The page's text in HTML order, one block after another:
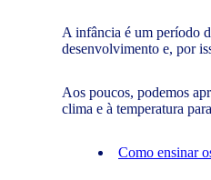
A infância é um período
desenvolvimento e, por
Aos poucos, podemos
clima e à temperatura
Como ensinar